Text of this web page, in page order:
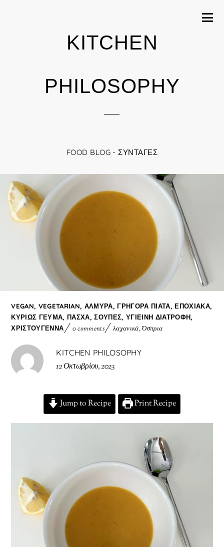
KITCHEN
PHILOSOPHY
FOOD BLOG - ΣΥΝΤΑΓΈΣ
VEGAN, VEGETARIAN, ΑΛΜΥΡΆ,ΓΡΉΓΟΡΑ ΠΙΆΤΑ,ΕΠΟΧΙΑΚΆ,
ΚΥΡΊΩΣ ΓΕΎΜΑ,ΠΆΣΧΑ,ΣΟΎΠΕΣ,ΥΓΙΕΙΝΉ ΔΙΑΤΡΟΦΉ,
ΧΡΙΣΤΟΎΓΕΝΝΑ
0 comments λαχανικά,Όσπρια
KITCHEN PHILOSOPHY
12 Οκτωβρίου, 2023
Jump to Recipe Print Recipe